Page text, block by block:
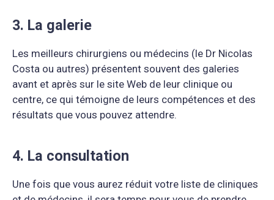
3. La galerie
Les meilleurs chirurgiens ou médecins (le Dr Nicolas
Costa ou autres) présentent souvent des galeries
avant et après sur le site Web de leur clinique ou
centre, ce qui témoigne de leurs compétences et des
résultats que vous pouvez attendre.
4. La consultation
Une fois que vous aurez réduit votre liste de cliniques